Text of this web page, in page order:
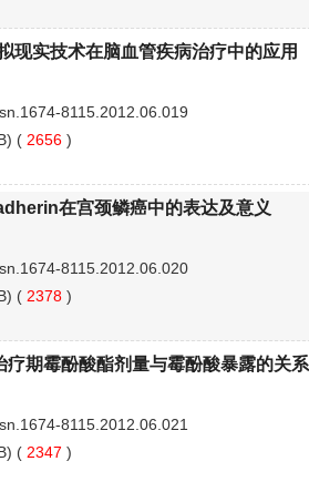
现实技术在脑血管疾病治疗中的应用
8115.2012.06.019
( 2656 )
在宫颈鳞癌中的表达及意义
8115.2012.06.020
( 2378 )
期霉酚酸酯剂量与霉酚酸暴露的关系
8115.2012.06.021
( 2347 )